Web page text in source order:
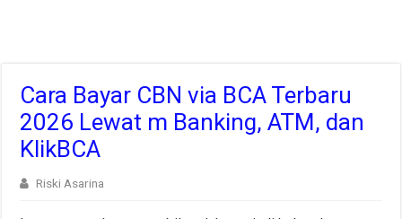
Cara Bayar CBN via BCA Terbaru
2026 Lewat m Banking, ATM, dan
KlikBCA
Riski Asarina